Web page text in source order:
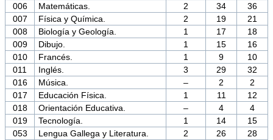
006
Matemáticas. 2 34
36
007
Física y Química. 2 19
21
008
Biología y Geología. 1 17
18
009
Dibujo. 1 15
16
010
Francés. 1 9
10
011
Inglés. 3 29
32
016
Música. – 2
2
017
Educación Física. 1 11
12
018
Orientación Educativa. – 4
4
019
Tecnología. 1 14
15
053
Lengua Gallega y Literatura. 2 26
28